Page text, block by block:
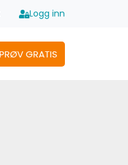
Logg inn